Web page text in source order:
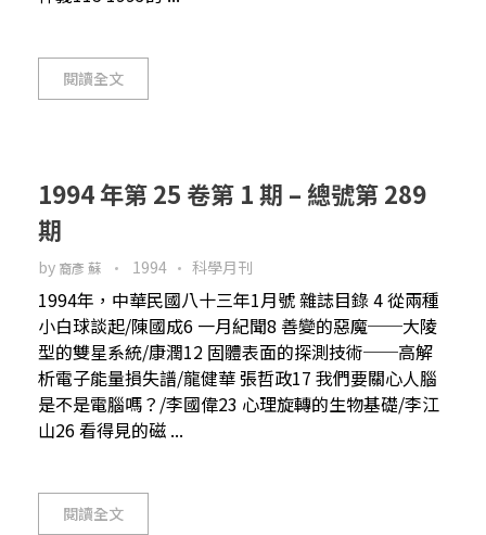
閱讀全文
1994 年第 25 卷第 1 期 – 總號第 289
期
by 裔彥 蘇 1994 科學月刊
1994年，中華民國八十三年1月號 雜誌目錄 4 從兩種
小白球談起/陳國成6 一月紀聞8 善變的惡魔──大陵
型的雙星系統/康潤12 固體表面的探測技術──高解
析電子能量損失譜/龍健華 張哲政17 我們要關心人腦
是不是電腦嗎？/李國偉23 心理旋轉的生物基礎/李江
山26 看得見的磁 ...
閱讀全文